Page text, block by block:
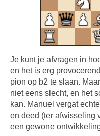
Je kunt je afvragen in
en het is erg
pion op b2 te slaan.
niet eens slecht, en het
kan. Manuel vergat
en deed (ter afwisseling
een gewone